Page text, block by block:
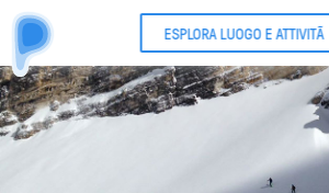
ESPLORA LUOGO E ATTIVITÃ